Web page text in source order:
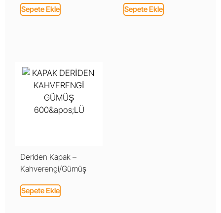
Sepete Ekle Sepete Ekle
Deriden Kapak –
Kahverengi/Gümüş
Sepete Ekle